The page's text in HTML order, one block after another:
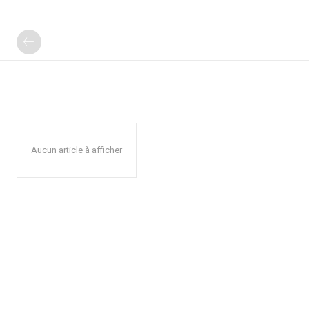
Aucun article à afficher